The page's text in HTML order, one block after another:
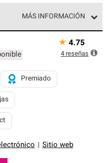
MÁS INFORMACIÓN
de nuestra red
estrictos de
mejor garantía de
Sitio web
Premiado
★ 4.75
4 reseñas